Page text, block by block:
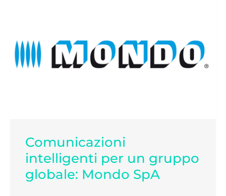
Comunicazioni
intelligenti per un gruppo
globale: Mondo SpA